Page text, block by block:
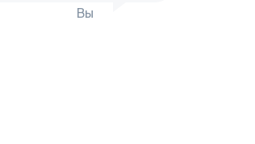
Вы